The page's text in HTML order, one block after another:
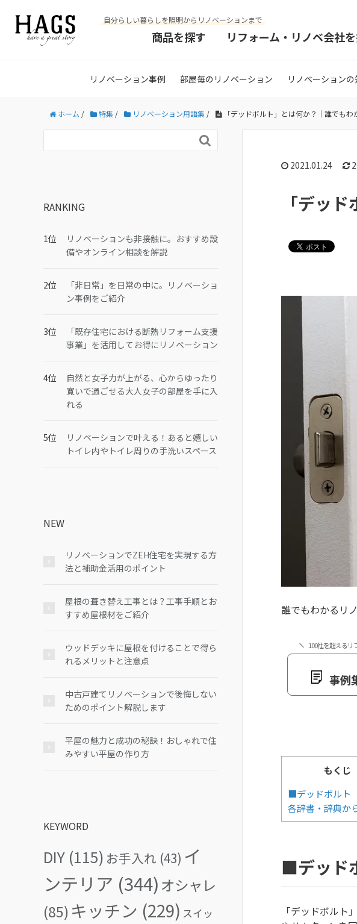
自分らしい暮らしを照明からリノベーションまで
商品を探す リフォーム・リノベ会社
リノベーション事例 部屋毎のリノベーション リノベーション
ホーム / 特集 / リノベーション用語集 / 「デッドボルト」とは何か？｜誰でも
2021.01.24
「デッ
誰でもわかるリ
100社を超えるリ
事例
もくじ
■デッドボルト
各辞書・辞典か
■デッド
「デッドボル

RANKING
リノベーションも非接触に。おすすめ設
備やオンライン相談を解説
「非日常」を日常の中に。リノベーショ
ン事例をご紹介
「既存住宅における断熱リフォーム支援
事業」を活用してお得にリノベーション
自然と女子力が上がる、心からゆったり
寛いで過ごせる大人女子の部屋を手に入
れる
リノベーションで叶える！あると嬉しい
トイレ内やトイレ周りの手洗いスペース
NEW
リノベーションでZEH住宅を実現する方
法と補助金活用のポイント
屋根の葺き替え工事とは？工事手順とお
すすめ屋根材をご紹介
ウッドデッキに屋根を付けることで得ら
れるメリットと注意点
中古戸建てリノベーションで後悔しない
ためのポイント解説します
平屋の魅力と成功の秘訣！おしゃれで住
みやすい平屋の作り方
KEYWORD
DIY (115) お手入れ (43) イ
ンテリア (344) オシャレ
(85) キッチン (229) スイッ